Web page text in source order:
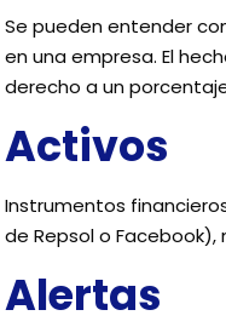
Se pueden entender
en una empresa. El
derecho a un
Activos
Instrumentos
de Repsol o Facebook),
Alertas